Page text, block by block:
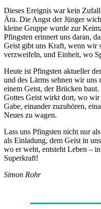
Dieses Ereignis war kein
Ära. Die Angst der Jünger
kleine Gruppe wurde zur
Pfingsten erinnert uns daran,
Geist gibt uns Kraft, wenn wir
verzweifeln, und Einheit, wo
Heute ist Pfingsten aktueller
und des Lärms sehnen wir uns
einem Geist, der Brücken
Gottes Geist wirkt dort, wo wir
Gabe, einander zuzuhören,
Neues zu wagen.
Lass uns Pfingsten nicht nur
als Einladung, dem Geist in
wo er weht, entsteht Leben –
Superkraft!
Simon Rohr